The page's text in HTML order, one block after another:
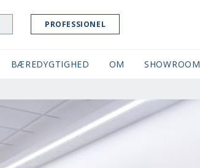
PROFESSIONEL
BÆREDYGTIGHED OM SHOWROOM